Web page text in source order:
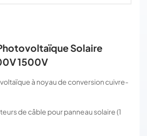
Solaire
1500V
à noyau de conversion cuivre-
de câble pour panneau solaire (1